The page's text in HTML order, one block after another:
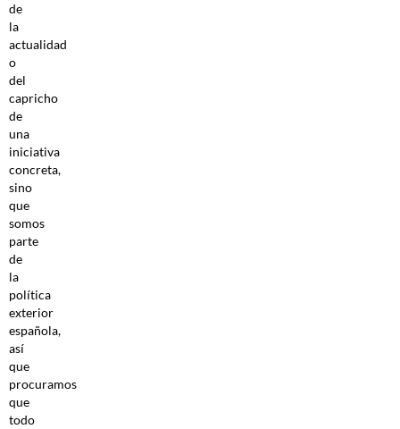
de
la
actualidad
o
del
capricho
de
una
iniciativa
concreta,
sino
que
somos
parte
de
la
política
exterior
española,
así
que
procuramos
que
todo